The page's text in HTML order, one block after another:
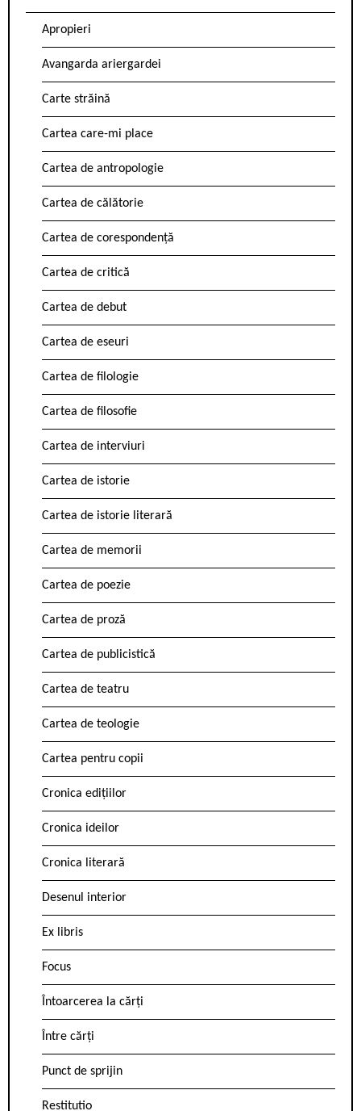
Apropieri
Avangarda ariergardei
Carte străină
Cartea care-mi place
Cartea de antropologie
Cartea de călătorie
Cartea de corespondență
Cartea de critică
Cartea de debut
Cartea de eseuri
Cartea de filologie
Cartea de filosofie
Cartea de interviuri
Cartea de istorie
Cartea de istorie literară
Cartea de memorii
Cartea de poezie
Cartea de proză
Cartea de publicistică
Cartea de teatru
Cartea de teologie
Cartea pentru copii
Cronica edițiilor
Cronica ideilor
Cronica literară
Desenul interior
Ex libris
Focus
Întoarcerea la cărți
Între cărți
Punct de sprijin
Restitutio